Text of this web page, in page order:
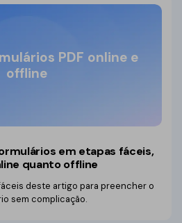
PDF online e
offline
em etapas fáceis,
quanto offline
deste artigo para preencher o
sem complicação.